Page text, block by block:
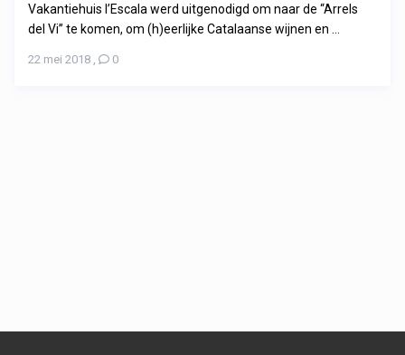
Vakantiehuis l’Escala werd uitgenodigd om naar de “Arrels
del Vi” te komen, om (h)eerlijke Catalaanse wijnen en ...
22 mei 2018 , 0